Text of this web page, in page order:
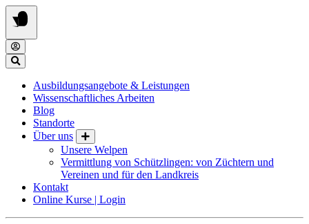
Springe
zum
Inhalt
Ausbildungsangebote & Leistungen
Wissenschaftliches Arbeiten
Blog
Standorte
Über uns
Unsere Welpen
Vermittlung von Schützlingen: von Züchtern und
Vereinen und für den Landkreis
Kontakt
Online Kurse | Login